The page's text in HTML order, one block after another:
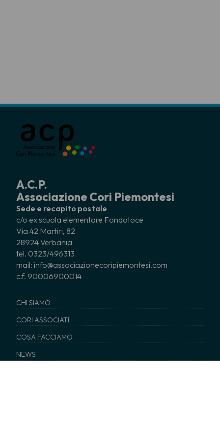
A.C.P.
Associazione Cori Piemontesi
Sede e recapito postale
c/o ex scuola elementare Fondotoce
Via 42 Martiri, 82
28924 Verbania
tel. 0323/496313
mail: info@associazionecoripiemontesi.com
c.f. 90006900014
CHI SIAMO
CORI ASSOCIATI
COSA FACCIAMO
NEWS